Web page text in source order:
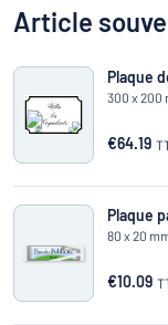
Article
Plaque
300 x 200
€64.19
Plaque
80 x 20
€10.09